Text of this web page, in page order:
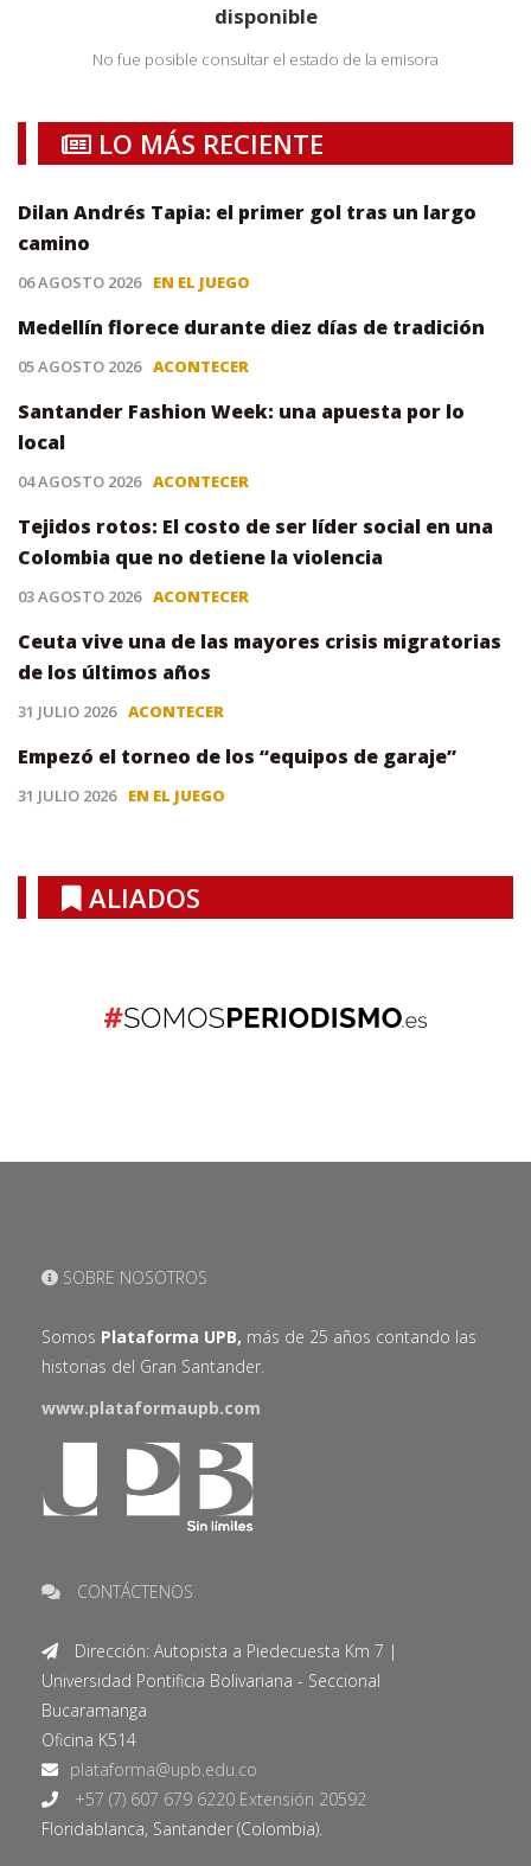
disponible
No fue posible consultar el estado de la emisora
LO MÁS RECIENTE
Dilan Andrés Tapia: el primer gol tras un largo
camino
06 AGOSTO 2026 EN EL JUEGO
Medellín florece durante diez días de tradición
05 AGOSTO 2026 ACONTECER
Santander Fashion Week: una apuesta por lo
local
04 AGOSTO 2026 ACONTECER
Tejidos rotos: El costo de ser líder social en una
Colombia que no detiene la violencia
03 AGOSTO 2026 ACONTECER
Ceuta vive una de las mayores crisis migratorias
de los últimos años
31 JULIO 2026 ACONTECER
Empezó el torneo de los “equipos de garaje”
31 JULIO 2026 EN EL JUEGO
ALIADOS
SOBRE NOSOTROS
Somos Plataforma UPB, más de 25 años contando las
historias del Gran Santander.
www.plataformaupb.com
CONTÁCTENOS
Dirección: Autopista a Piedecuesta Km 7 |
Universidad Pontificia Bolivariana - Seccional
Bucaramanga
Oficina K514
+57 (7) 607 679 6220 Extensión 20592
Floridablanca, Santander (Colombia).